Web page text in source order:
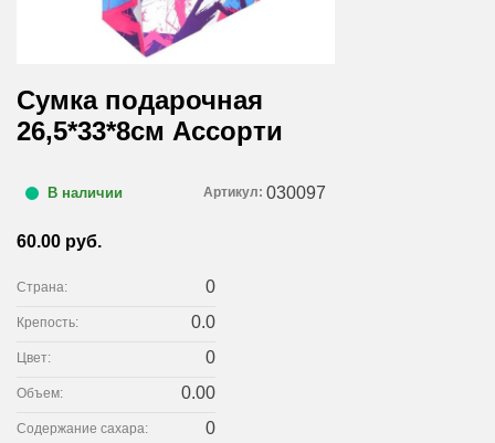
Сумка подарочная
26,5*33*8см Ассорти
В наличии Артикул: 030097
60.00 руб.
Страна: 0
Крепость: 0.0
Цвет: 0
Объем: 0.00
Содержание сахара: 0